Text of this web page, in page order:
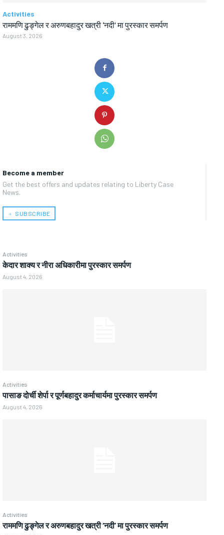
Become a member
Get the best offers and updates relating to Liberty Case
News.
﹢ SUBSCRIBE
Activities
केदार शाक्य र नीरा अधिकारीमा पुरस्कार समर्पण
August 4, 2026
Activities
पासाङ दोर्ची शेर्पा र पूर्णबहादुर कर्माचार्यमा पुरस्कार समर्पण
August 4, 2026
Activities
राममणि ढुङ्गेल र अरुणबहादुर खत्री ‘नदी’ मा पुरस्कार समर्पण
Activities
राममणि ढुङ्गेल र अरुणबहादुर खत्री ‘नदी’ मा पुरस्कार समर्पण
August 3, 2026